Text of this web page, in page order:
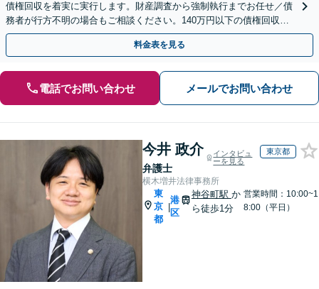
債権回収を着実に実行します。財産調査から強制執行までお任せ／債
務者が行方不明の場合もご相談ください。140万円以下の債権回収も
相談可
料金表を見る
電話でお問い合わせ メールでお問い合わせ
今井 政介
弁護士
インタビュ
ーを見る
東京都
横木増井法律事務所
東
京
都
|
港
区
神谷町駅 か
ら徒歩1分
営業時間：10:00~1
8:00（平日）